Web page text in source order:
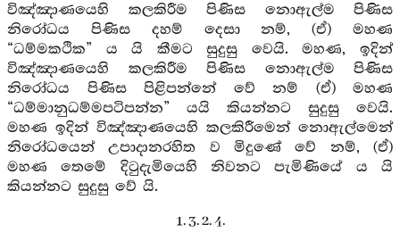
විඤ්ඤාණයෙහි කලකිරීම පිණිස නොඇල්ම පිණිස
නිරෝධය පිණිස දහම් දෙසා නම්, (ඒ) මහණ
“ධම්මකථික” ය යි කීමට සුදුසු වෙයි. මහණ, ඉදින්
විඤ්ඤාණයෙහි කලකිරීම පිණිස නොඇල්ම පිණිස
නිරෝධය පිණිස පිළිපන්නේ වේ නම් (ඒ) මහණ
“ධම්මානුධම්මපටිපන්න” යයි කියන්නට සුදුසු වෙයි.
මහණ ඉදින් විඤ්ඤාණයෙහි කලකිරීමෙන් නොඇල්මෙන්
නිරෝධයෙන් උපාදානරහිත ව මිදුණේ වේ නම්, (ඒ)
මහණ තෙමේ දිටුදැමියෙහි නිවනට පැමිණියේ ය යි
කියන්නට සුදුසු වේ යි.
1. 3. 2. 4.